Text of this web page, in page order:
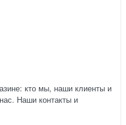
кто мы, наши клиенты и
Наши контакты и